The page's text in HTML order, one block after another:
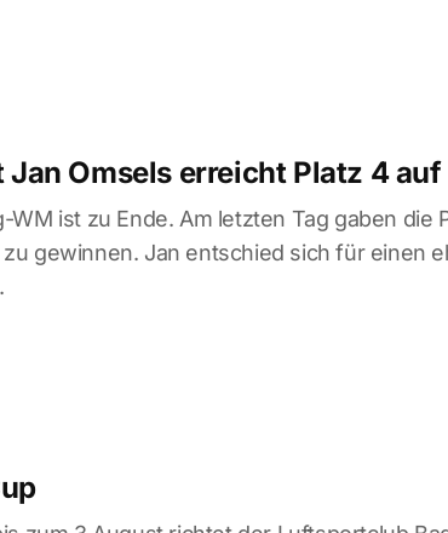
Jan Omsels erreicht Platz 4
WM ist zu Ende. Am letzten Tag gaben die
gewinnen. Jan entschied sich für einen